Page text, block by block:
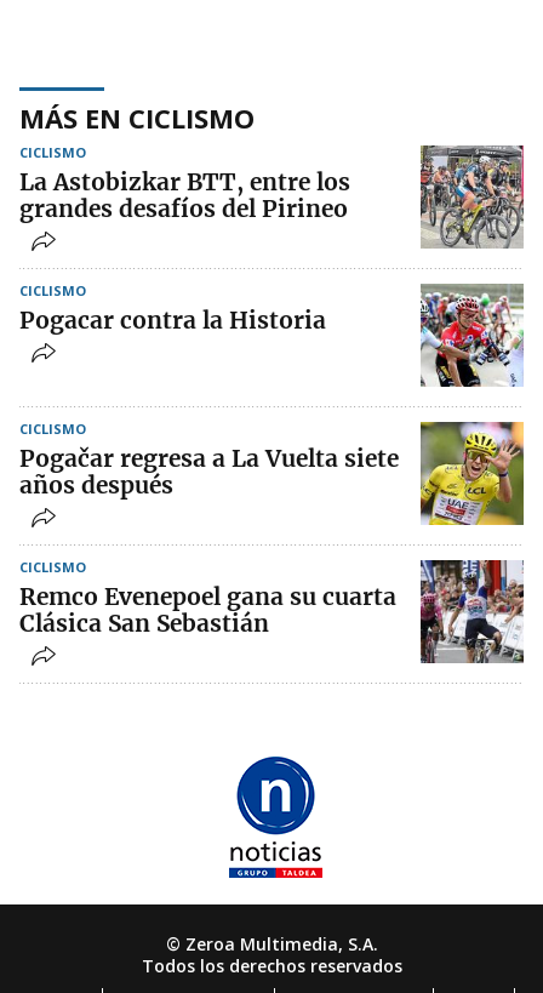
MÁS EN CICLISMO
CICLISMO
La Astobizkar BTT, entre los
grandes desafíos del Pirineo
CICLISMO
Pogacar contra la Historia
CICLISMO
Pogačar regresa a La Vuelta siete
años después
CICLISMO
Remco Evenepoel gana su cuarta
Clásica San Sebastián
© Zeroa Multimedia, S.A.
Todos los derechos reservados